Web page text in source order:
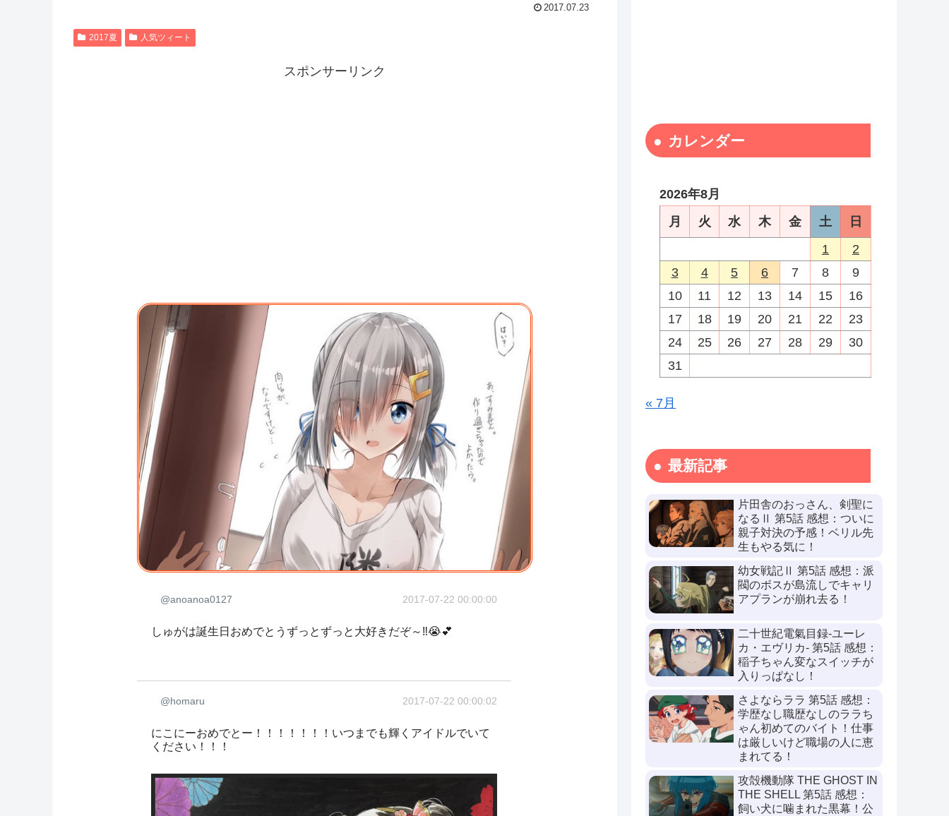
2017.07.23
2017夏 人気ツィート
スポンサーリンク
@anoanoa0127 2017-07-22 00:00:00
しゅがは誕生日おめでとうずっとずっと大好きだぞ～‼️😭💕
@homaru 2017-07-22 00:00:02
にこにーおめでとー！！！！！！！いつまでも輝くアイドルでいて
ください！！！
カレンダー
2026年8月
月
火 水 木 金 土
日
1
2
3
4 5 6 7 8
9
10
11 12 13 14 15
16
17
18 19 20 21 22
23
24
25 26 27 28 29
30
31
« 7月
最新記事
片田舎のおっさん、剣聖に
なるⅡ 第5話 感想：ついに
親子対決の予感！ベリル先
生もやる気に！
幼女戦記Ⅱ 第5話 感想：派
閥のボスが島流しでキャリ
アプランが崩れ去る！
二十世紀電氣目録-ユーレ
カ・エヴリカ- 第5話 感想：
稲子ちゃん変なスイッチが
入りっぱなし！
さよならララ 第5話 感想：
学歴なし職歴なしのララち
ゃん初めてのバイト！仕事
は厳しいけど職場の人に恵
まれてる！
攻殻機動隊 THE GHOST IN
THE SHELL 第5話 感想：
飼い犬に噛まれた黒幕！公